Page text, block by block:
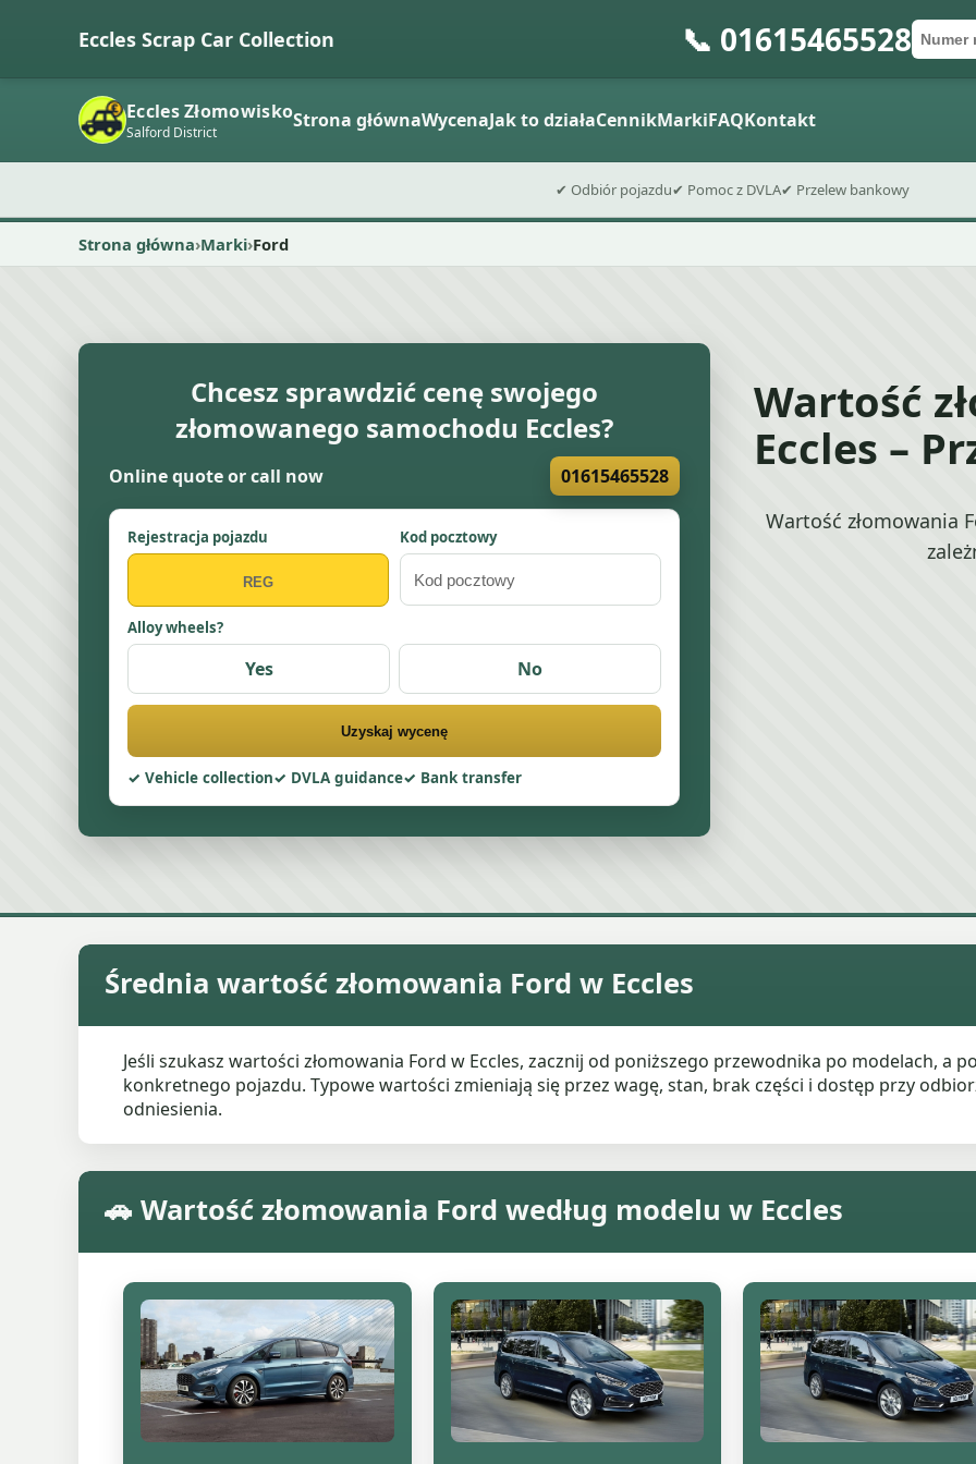
Eccles Scrap Car Collection 📞 01615465528Kod
Wyślij
Eccles Złomowisko
Salford District Strona głównaWycenaJak to działaCennikMarkiFAQKontakt
✔ Odbiór pojazdu✔ Pomoc z DVLA✔ Przelew bankowy
Strona główna Marki Ford
Chcesz sprawdzić cenę swojego
złomowanego samochodu Eccles?
Online quote or call now 01615465528
Rejestracja pojazdu Kod pocztowy
Alloy wheels?
Yes No
Uzyskaj wycenę
Vehicle collection DVLA guidance Bank transfer
Wartość
Eccles –
Wartość złomowania
Średnia wartość złomowania Ford w Eccles
Jeśli szukasz wartości złomowania Ford w Eccles, zacznij od poniższego przewodnika po modelach, a
konkretnego pojazdu. Typowe wartości zmieniają się przez wagę, stan, brak części i dostęp przy
odniesienia.
🚗 Wartość złomowania Ford według modelu w Eccles